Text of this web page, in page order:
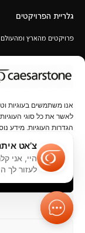
אנו משתמשים בעוגיות
לאשר את כל סוגי
הגדרות העוגיות. מידע
גלריית הפרויקטים
פרויקטים מהארץ ומהעולם
פרטיות נהל הגדרות
צ’אט
לעזור לך